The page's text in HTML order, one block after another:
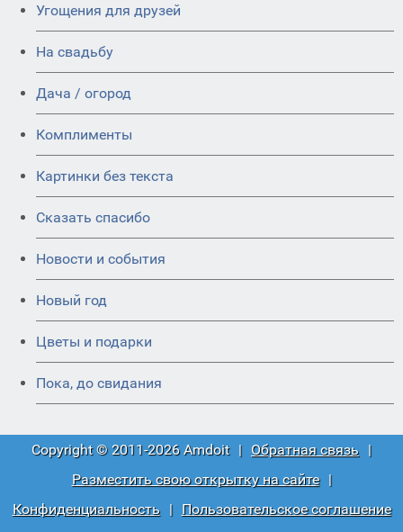
Угощения для друзей
На свадьбу
Дача / огород
Комплименты
Картинки без текста
Сказать спасибо
Новости и события
Новый год
Цветы и подарки
Пока, до свидания
Copyright © 2011-2026 Amdoit | Обратная связь |
Разместить свою открытку на сайте
|
Конфиденциальность
|
Пользовательское соглашение